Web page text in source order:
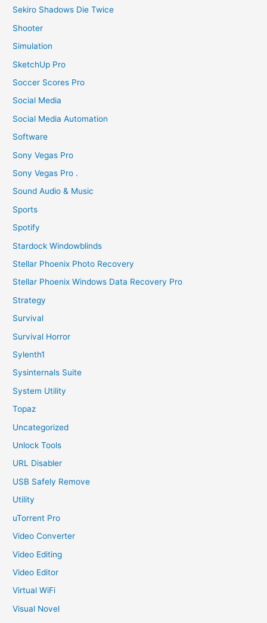
Sekiro Shadows Die Twice
Shooter
Simulation
SketchUp Pro
Soccer Scores Pro
Social Media
Social Media Automation
Software
Sony Vegas Pro
Sony Vegas Pro .
Sound Audio & Music
Sports
Spotify
Stardock Windowblinds
Stellar Phoenix Photo Recovery
Stellar Phoenix Windows Data Recovery Pro
Strategy
Survival
Survival Horror
Sylenth1
Sysinternals Suite
System Utility
Topaz
Uncategorized
Unlock Tools
URL Disabler
USB Safely Remove
Utility
uTorrent Pro
Video Converter
Video Editing
Video Editor
Virtual WiFi
Visual Novel